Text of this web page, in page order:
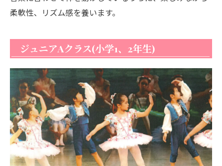
柔軟性、リズム感を養います。
ジュニアAクラス(小学1、2年生)